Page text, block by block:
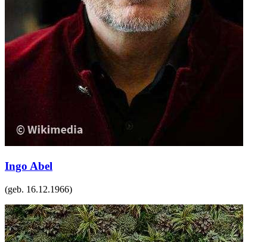
Ingo Abel
(geb. 16.12.1966)